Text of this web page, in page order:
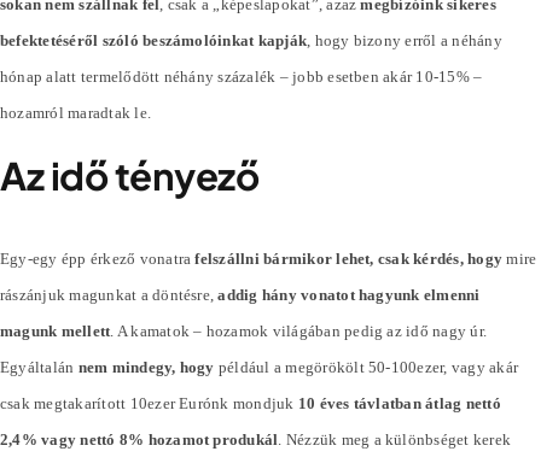
sokan nem szállnak fel , csak a „képeslapokat”, azazmegbízóink sikeres
befektetéséről szóló beszámolóinkat kapják , hogy bizony erről a néhány
hónap alatt termelődött néhányszázalék – jobb esetben akár 10-15% –
hozamról maradtak le.
Az idő tényező
Egy-egy épp érkező vonatrafelszállni bármikor lehet, csak kérdés, hogy mire
rászánjuk magunkat a döntésre,addig hány vonatot hagyunk elmenni
magunk mellett. A kamatok – hozamok világában pedig az idő nagy úr.
Egyáltalán nem mindegy, hogy például a megörökölt 50-100ezer, vagy akár
csak megtakarított 10ezer Eurónk mondjuk 10 éves távlatban átlag nettó
2,4% vagy nettó 8% hozamot produkál. Nézzük meg a különbséget kerek